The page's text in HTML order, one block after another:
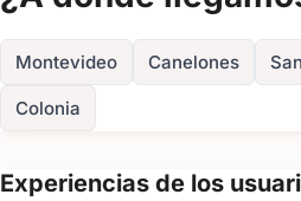
Montevideo Canelones
Colonia
Experiencias de los